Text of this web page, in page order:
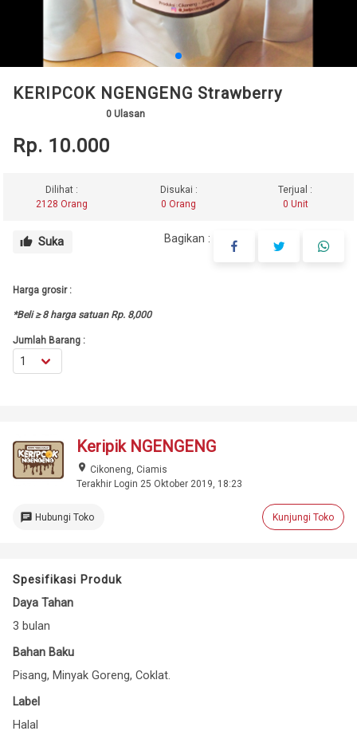
KERIPCOK NGENGENG Strawberry
0 Ulasan
Rp. 10.000
Dilihat :
2128 Orang
Disukai :
0 Orang
Terjual :
0 Unit
thumb_up Suka Bagikan :
Harga grosir :
*Beli ≥ 8 harga satuan Rp. 8,000
Jumlah Barang :
Keripik NGENGENG
place Cikoneng, Ciamis
Terakhir Login 25 Oktober 2019, 18:23
chat Hubungi Toko Kunjungi Toko
Spesifikasi Produk
Daya Tahan
3 bulan
Bahan Baku
Pisang, Minyak Goreng, Coklat.
Label
Halal